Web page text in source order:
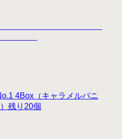
4Box（キャラメルバニ
残り20個